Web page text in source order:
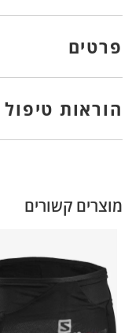
פרטים
הוראות טיפול
מוצרים קשורים